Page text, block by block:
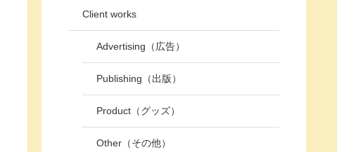
Client works
Advertising（広告）
Publishing（出版）
Product（グッズ）
Other（その他）